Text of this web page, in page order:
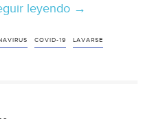
leyendo Tabasco:
Covid-
→
COVID-19 LAVARSE